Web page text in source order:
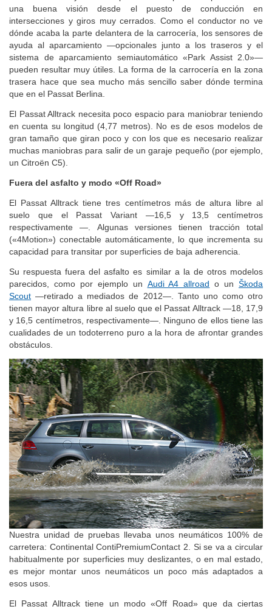
también contribuye el techo panorámico opcional— permite tener
una buena visión desde el puesto de conducción en
intersecciones y giros muy cerrados. Como el conductor no ve
dónde acaba la parte delantera de la carrocería, los sensores de
ayuda al aparcamiento —opcionales junto a los traseros y el
sistema de aparcamiento semiautomático «Park Assist 2.0»—
pueden resultar muy útiles. La forma de la carrocería en la zona
trasera hace que sea mucho más sencillo saber dónde termina
El Passat Alltrack necesita poco espacio para maniobrar teniendo
en cuenta su longitud (4,77 metros). No es de esos modelos de
gran tamaño que giran poco y con los que es necesario realizar
muchas maniobras para salir de un garaje pequeño (por ejemplo,
El Passat Alltrack tiene tres centímetros más de altura libre al
suelo que el Passat Variant —16,5 y 13,5 centímetros
respectivamente —. Algunas versiones tienen tracción total
(«4Motion») conectable automáticamente, lo que incrementa su
Su respuesta fuera del asfalto es similar a la de otros modelos
parecidos, como por ejemplo unAudi A4 allroado unŠkoda
Scout—retirado a mediados de 2012—. Tanto uno como otro
tienen mayor altura libre al suelo que el Passat Alltrack —18, 17,9
y 16,5 centímetros, respectivamente—. Ninguno de ellos tiene las
cualidades de un todoterreno puro a la hora de afrontar grandes
Nuestra unidad de pruebas llevaba unos neumáticos 100% de
carretera: Continental ContiPremiumContact 2. Si se va a circular
habitualmente por superficies muy deslizantes, o en mal estado,
es mejor montar unos neumáticos un poco más adaptados a